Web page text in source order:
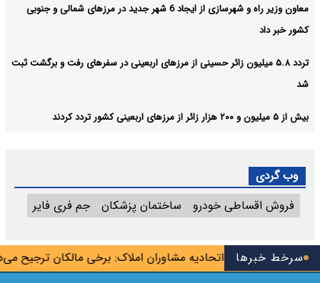
سرخط خبرهااتحادیه مشاوران املاک: برخی مالکان ترجیح
معاون وزیر راه و شهرسازی از ایجاد 6 شهر جدید در مرزهای شمالی و جنوبی
کشور خبر داد
تردد ۵.۸ میلیون زائر حسینی از مرزهای اربعینی در سفرهای رفت و برگشت ثبت
شد
بیش از ۵ میلیون و ۲۰۰ هزار زائر از مرزهای اربعینی کشور تردد کردند
وب گردی
فروش اقساطی خودرو
ساختمان پزشکان جم فری فایر